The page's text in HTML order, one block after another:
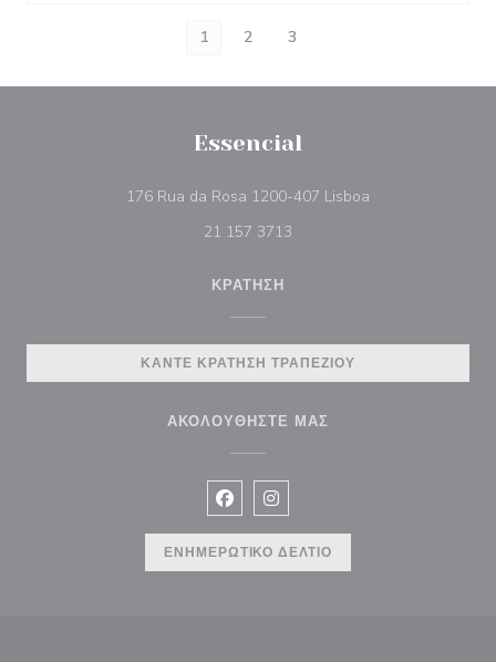
1 2 3
Essencial
176 Rua da Rosa 1200-407 Lisboa
21 157 3713
ΚΡΆΤΗΣΗ
ΚΆΝΤΕ ΚΡΆΤΗΣΗ ΤΡΑΠΕΖΙΟΎ
ΑΚΟΛΟΥΘΉΣΤΕ ΜΑΣ
Facebook ((ανοίγει σε νέο
Instagram ((ανοίγει σε νέο
ΕΝΗΜΕΡΩΤΙΚΌ ΔΕΛΤΊΟ